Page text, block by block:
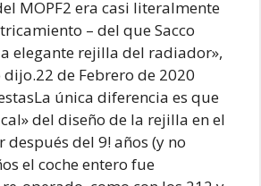
MOPF2 era casi literalmente
– del que Sacco
elegante rejilla del radiador»,
de Febrero de 2020
única diferencia es que
del diseño de la rejilla en el
del 9! años (y no
el coche entero fue